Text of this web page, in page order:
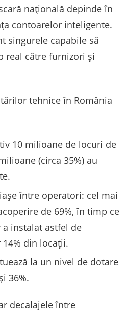
națională depinde în
contoarelor inteligente.
singurele capabile să
real către furnizori și
tehnice în România
10 milioane de locuri de
(circa 35%) au
între operatori: cel mai
de 69%, în timp ce
instalat astfel de
din locații.
la un nivel de dotare
36%.
decalajele între